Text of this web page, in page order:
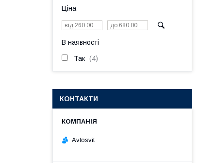
Ціна
В наявності
Так 4
КОНТАКТИ
Avtosvit